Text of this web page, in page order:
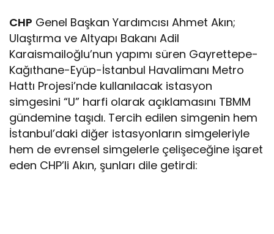
CHP Genel Başkan Yardımcısı Ahmet Akın;
Ulaştırma ve Altyapı Bakanı Adil
Karaismailoğlu’nun yapımı süren Gayrettepe-
Kağıthane-Eyüp-İstanbul Havalimanı Metro
Hattı Projesi’nde kullanılacak istasyon
simgesini “U” harfi olarak açıklamasını TBMM
gündemine taşıdı. Tercih edilen simgenin hem
İstanbul’daki diğer istasyonların simgeleriyle
hem de evrensel simgelerle çelişeceğine işaret
eden CHP’li Akın, şunları dile getirdi: